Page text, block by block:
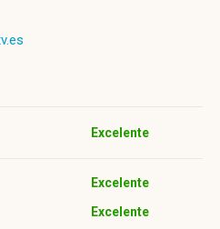
Excelente
Excelente
Excelente